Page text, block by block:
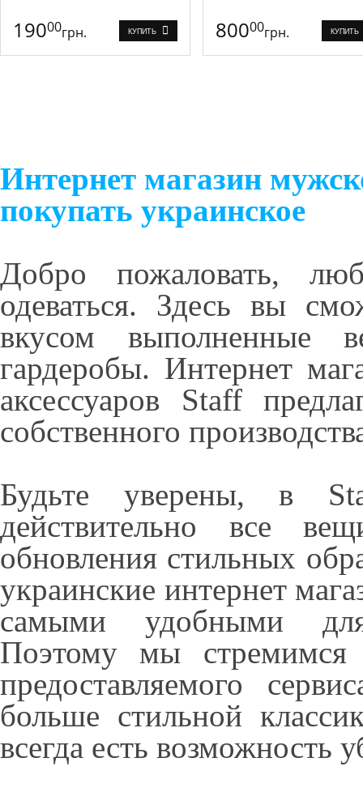
19000грн. КУПИТЬ 80000грн. КУПИТЬ
Интернет магазин
покупать украинское
Добро пожаловать,
одеваться. Здесь вы
вкусом
гардеробы. Интернет
аксессуаров Staff
собственного
Будьте уверены, в
действительно все
обновления стильных
украинские интернет
самыми удобными для
Поэтому мы стремимся
предоставляемого
больше стильной
всегда есть возможность